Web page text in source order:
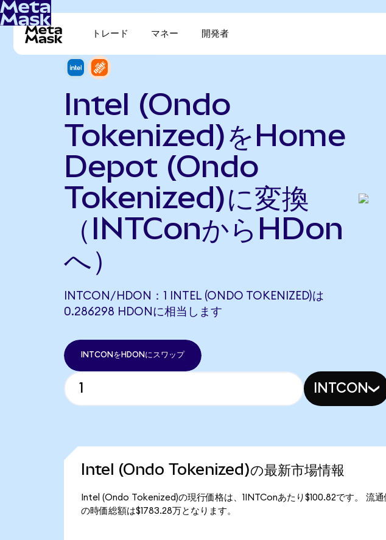
トレード マネー 開発者
Intel (Ondo
Tokenized)をHome
Depot (Ondo
Tokenized)に変換
（INTConからHDon
へ）
INTCON/HDON：1 INTEL (ONDO TOKENIZED)は
0.286298 HDONに相当します
INTCONをHDONにスワップ
INTCON
Intel (Ondo Tokenized)の最新市場情報
Intel (Ondo Tokenized)の現行価格は、1INTConあたり$100.82です。 流
の時価総額は$1783.28万となります。